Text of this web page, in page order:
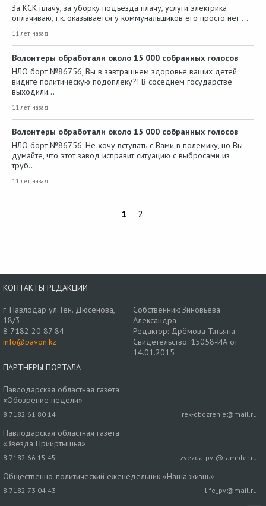
За КСК плачу, за уборку подъезда плачу, услуги электрика
оплачиваю, т.к. оказывается у коммунальщиков его просто нет.…
11 лет назад
Волонтеры обработали около 15 000 собранных голосов
НЛО борт №86756, Вы в завтрашнем здоровье ваших детей
видите политическую подоплеку?! В соседнем государстве
выходили…
11 лет назад
Волонтеры обработали около 15 000 собранных голосов
НЛО борт №86756, Не хочу вступать с Вами в полемику, но Вы
думайте, что этот завод исправит ситуацию с выбросами из
труб…
11 лет назад
1 2
КОНТАКТЫ РЕДАКЦИИ
г. Павлодар ул. Ген. Дюсенова,
18/3
8 7182 20 87 84
info@pavon.kz
Собственник: Зиновьева
Александра
Редактор: Дрёмова Татьяна
Свидетельство: 15058-ИА от
14.01.2015
ПАРТНЕРЫ ПОРТАЛА
Павлодарская областная газета
«Обозрение недели»
8 7182 61 80 14 rek-obozrenie@mail.ru
Павлодарская областная газета
«Звезда Прииртышья»
8 7182 66 15 45 zvezda-pvl@rambler.ru
Общественно-политический еженедельник «Наша жизнь»
8 7182 73 04 43 life_pv@mail.ru